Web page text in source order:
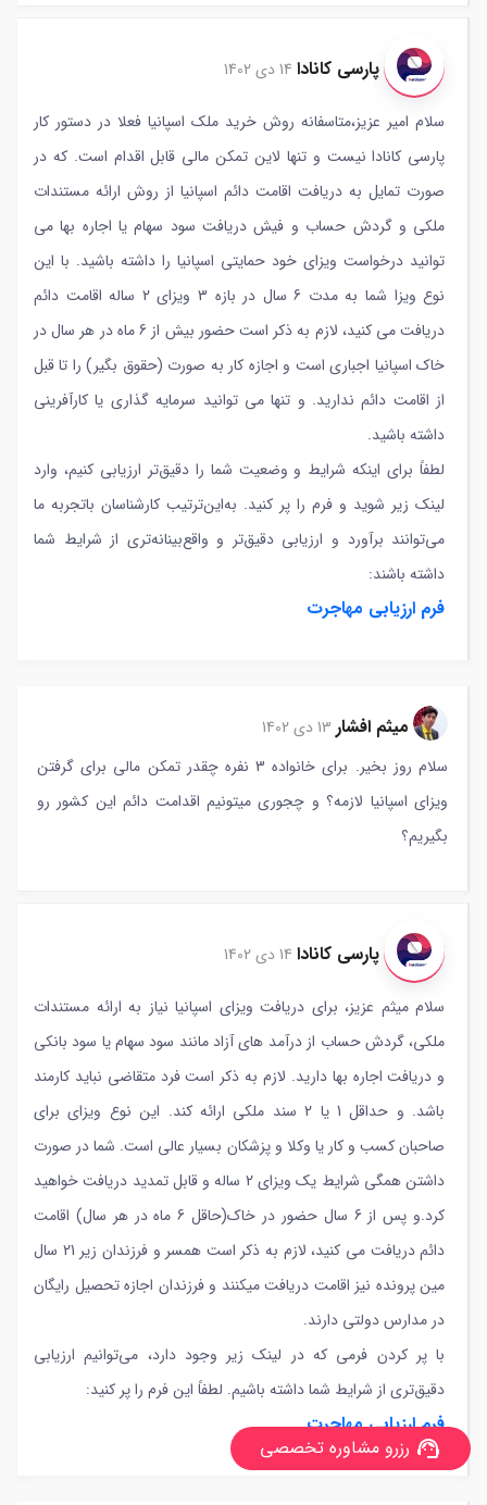
پارسی کانادا 14 دی 1402
سلام امیر عزیز،متاسفانه روش خرید ملک اسپانیا فعلا در دستور کار
پارسی کانادا نیست و تنها لاین تمکن مالی قابل اقدام است. که در
صورت تمایل به دریافت اقامت دائم اسپانیا از روش ارائه مستندات
ملکی و گردش حساب و فیش دریافت سود سهام یا اجاره بها می
توانید درخواست ویزای خود حمایتی اسپانیا را داشته باشید. با این
نوع ویزا شما به مدت 6 سال در بازه 3 ویزای 2 ساله اقامت دائم
دریافت می کنید، لازم به ذکر است حضور بیش از 6 ماه در هر سال در
خاک اسپانیا اجباری است و اجازه کار به صورت (حقوق بگیر) را تا قبل
از اقامت دائم ندارید. و تنها می توانید سرمایه گذاری یا کارآفرینی
داشته باشید.
لطفاً برای اینکه شرایط و وضعیت شما را دقیق‌تر ارزیابی کنیم، وارد
لینک زیر شوید و فرم را پر کنید. به‌این‌ترتیب کارشناسان باتجربه ما
می‌توانند برآورد و ارزیابی دقیق‌تر و واقع‌بینانه‌تری از شرایط شما
داشته باشند:
فرم ارزیابی مهاجرت
میثم افشار 13 دی 1402
سلام روز بخیر. برای خانواده 3 نفره چقدر تمکن مالی برای گرفتن
ویزای اسپانیا لازمه؟ و چجوری میتونیم اقدامت دائم این کشور رو
بگیریم؟
پارسی کانادا 14 دی 1402
سلام میثم عزیز، برای دریافت ویزای اسپانیا نیاز به ارائه مستندات
ملکی، گردش حساب از درآمد های آزاد مانند سود سهام یا سود بانکی
و دریافت اجاره بها دارید. لازم به ذکر است فرد متقاضی نباید کارمند
باشد. و حداقل 1 یا 2 سند ملکی ارائه کند. این نوع ویزای برای
صاحبان کسب و کار یا وکلا و پزشکان بسیار عالی است. شما در صورت
داشتن همگی شرایط یک ویزای 2 ساله و قابل تمدید دریافت خواهید
کرد.و پس از 6 سال حضور در خاک(حاقل 6 ماه در هر سال) اقامت
دائم دریافت می کنید، لازم به ذکر است همسر و فرزندان زیر 21 سال
مین پرونده نیز اقامت دریافت میکنند و فرزندان اجازه تحصیل رایگان
در مدارس دولتی دارند.
با پر کردن فرمی که در لینک زیر وجود دارد، می‌توانیم ارزیابی
دقیق‌تری از شرایط شما داشته باشیم. لطفاً این فرم را پر کنید:
فرم ارزیابی مهاجرت
support_agent رزرو مشاوره تخصصی